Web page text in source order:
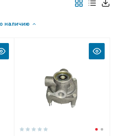
наличию